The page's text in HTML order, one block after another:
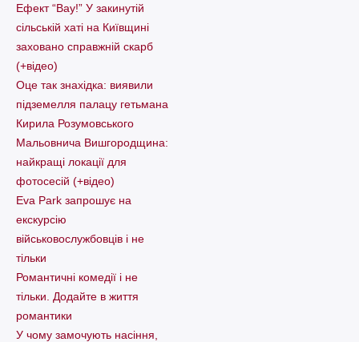
Ефект “Вау!” У закинутій
сільській хаті на Київщині
заховано справжній скарб
(+відео)
Оце так знахідка: виявили
підземелля палацу гетьмана
Кирила Розумовського
Мальовнича Вишгородщина:
найкращі локації для
фотосесій (+відео)
Eva Park запрошує на
екскурсію
військовослужбовців і не
тільки
Романтичні комедії і не
тільки. Додайте в життя
романтики
У чому замочують насіння,